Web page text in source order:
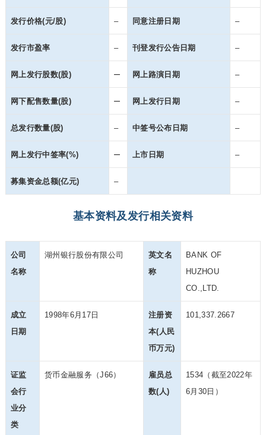
发行价格(元/股) – 同意注册日期 –
发行市盈率 – 刊登发行公告日期 –
网上发行股数(股) – 网上路演日期 –
网下配售数量(股) – 网上发行日期 –
总发行数量(股) – 中签号公布日期 –
网上发行中签率(%) – 上市日期 –
募集资金总额(亿元) –
基本资料及发行相关资料
公司
名称
湖州银行股份有限公司
英文名
称
BANK OF
HUZHOU
CO.,LTD.
成立
日期
1998年6月17日
注册资
本(人民
币万元)
101,337.2667
证监
会行
业分
类
货币金融服务（J66）
雇员总
数(人)
1534（截至2022年
6月30日）